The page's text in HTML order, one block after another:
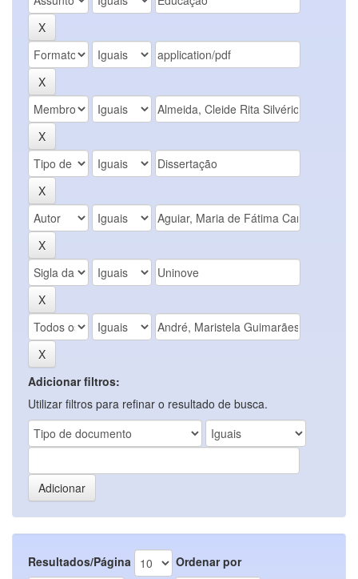
Adicionar filtros:
Utilizar filtros para refinar o resultado de busca.
Resultados/Página Ordenar por